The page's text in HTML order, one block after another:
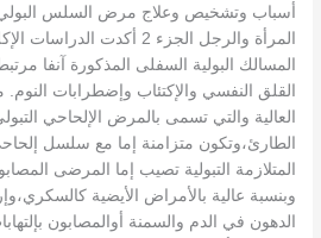
أسباب وتشخيص وعلاج مرض السلس البولي
المرأة والرجل الجزء 2 أكدت
المسالك البولية السفلى المذكورة آنفا
القلق النفسي والإكتئاب وإضطرابات النوم.
العالية والتي تسمى بالمرض الإلحاحي
الطارئ،وتكون متزامنة إما مع سلسل
المتلازمة التبولية تصيب إما المرضى
وبنسبة عالية بالأمراض الأيضية
الدهون في الدم والسمنة أوالمصابون